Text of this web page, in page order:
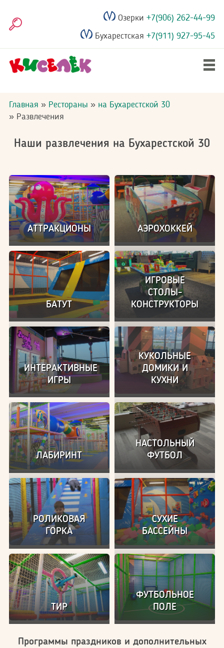
к
содержанию
Озерки +7(906) 262-44-99
Бухарестская +7(911) 927-95-45
Акции
Фотогалерея
Цены
Строка
навигации
Главная Рестораны
на Бухарестской 30
Развлечения
Наши развлечения на Бухарестской 30
АТТРАКЦИОНЫ АЭРОХОККЕЙ
БАТУТ
ИГРОВЫЕ
СТОЛЫ-
КОНСТРУКТОРЫ
ИНТЕРАКТИВНЫЕ
ИГРЫ
КУКОЛЬНЫЕ
ДОМИКИ И
КУХНИ
ЛАБИРИНТ
НАСТОЛЬНЫЙ
ФУТБОЛ
РОЛИКОВАЯ
ГОРКА
СУХИЕ
БАССЕЙНЫ
ТИР
ФУТБОЛЬНОЕ
ПОЛЕ
Программы праздников и дополнительных